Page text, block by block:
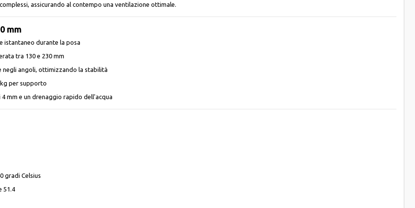
assicurando al contempo una ventilazione ottimale.
mm
istantaneo durante la posa
tra 130 e 230 mm
negli angoli, ottimizzando la stabilità
per supporto
mm e un drenaggio rapido dell'acqua
gradi Celsius
51.4